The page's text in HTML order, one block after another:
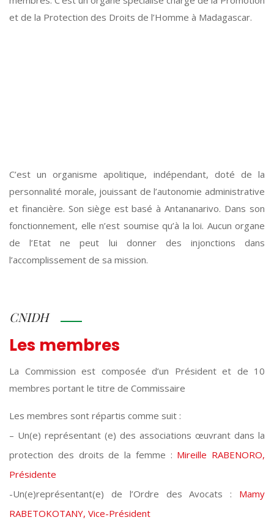
et de la Protection des Droits de l’Homme à Madagascar.
C’est un organisme apolitique, indépendant, doté de la
personnalité morale, jouissant de l’autonomie administrative
et financière. Son siège est basé à Antananarivo. Dans son
fonctionnement, elle n’est soumise qu’à la loi. Aucun organe
de l’Etat ne peut lui donner des injonctions dans
l’accomplissement de sa mission.
CNIDH
Les membres
La Commission est composée d’un Président et de 10
membres portant le titre de Commissaire
Les membres sont répartis comme suit :
– Un(e) représentant (e) des associations œuvrant dans la
protection des droits de la femme : Mireille RABENORO,
Présidente
-Un(e)représentant(e) de l’Ordre des Avocats : Mamy
RABETOKOTANY, Vice-Président